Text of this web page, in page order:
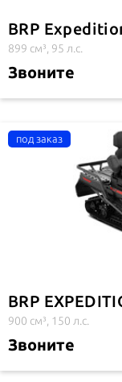
BRP
899 см³, 95 л.с.
Звоните
BRP
900 см³, 150 л.с.
Звоните